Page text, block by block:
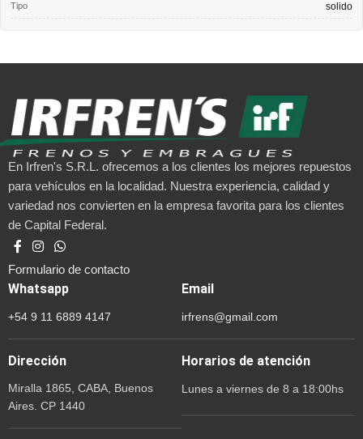
Tipo solido
En Irfren's S.R.L. ofrecemos a los clientes los mejores repuestos
para vehículos en la localidad. Nuestra experiencia, calidad y
variedad nos convierten en la empresa favorita para los clientes
de Capital Federal.
Formulario de contacto
Whatsapp
+54 9 11 6889 4147
Email
irfrens@gmail.com
Dirección
Miralla 1865, CABA, Buenos
Aires. CP 1440
Horarios de atención
Lunes a viernes de 8 a 18:00hs